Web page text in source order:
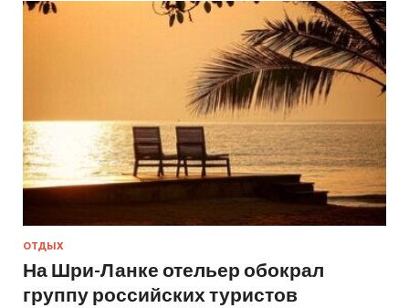
ОТДЫХ
На Шри-Ланке отельер обокрал
группу российских туристов